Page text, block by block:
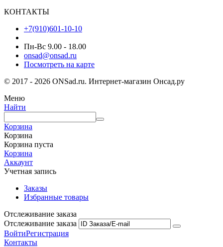
КОНТАКТЫ
+7(910)601-10-10
Пн-Вс 9.00 - 18.00
onsad@onsad.ru
Посмотреть на карте
© 2017 - 2026 ONSad.ru. Интернет-магазин Онсад.ру
Меню
Найти
Корзина
Корзина
Корзина пуста
Корзина
Аккаунт
Учетная запись
Заказы
Избранные товары
Отслеживание заказа
Отслеживание заказа
ВойтиРегистрация
Контакты